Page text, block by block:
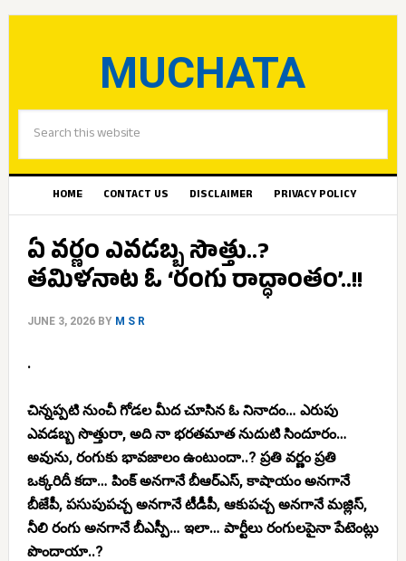
MUCHATA
HOME CONTACT US DISCLAIMER PRIVACY POLICY
ఏ వర్ణం ఎవడబ్బ సొత్తు..?
తమిళనాట ఓ ‘రంగు రాద్ధాంతం’..!!
JUNE 3, 2026BY M S R
.
చిన్నప్పటి నుంచీ గోడల మీద చూసిన ఓ నినాదం… ఎరుపు
ఎవడబ్బ సొత్తురా, అది నా భరతమాత నుదుటి సిందూరం…
అవును, రంగుకు భావజాలం ఉంటుందా..? ప్రతి వర్ణం ప్రతి
ఒక్కరిదీ కదా… పింక్ అనగానే బీఆర్ఎస్, కాషాయం అనగానే
బీజేపీ, పసుపుపచ్చ అనగానే టీడీపీ, ఆకుపచ్చ అనగానే మజ్లిస్,
నీలి రంగు అనగానే బీఎస్పీ… ఇలా… పార్టీలు రంగులపైనా పేటెంట్లు
పొందాయా..?